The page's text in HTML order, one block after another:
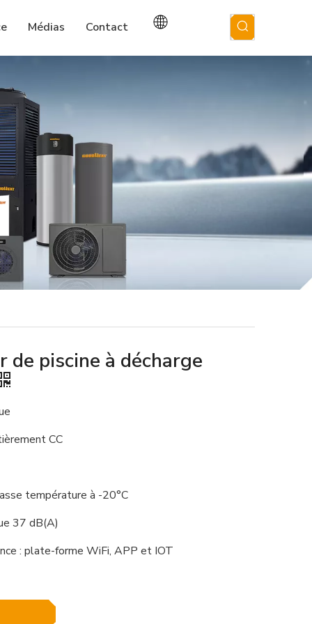
Médias Contact
de piscine à décharge
CC
température à -20°C
37 dB(A)
: plate-forme WiFi, APP et IOT